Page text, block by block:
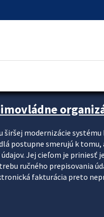
modernizácie
postupne smerujú k
Jej cieľom je priniesť
ručného prepisovania
fakturácia preto